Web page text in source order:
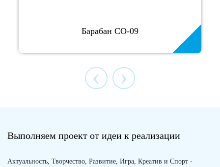
Барабан СО-09
‹ ›
Выполняем проект от идеи к реализации
Актуальность, Творчество, Развитие, Игра, Креатив и Спорт -